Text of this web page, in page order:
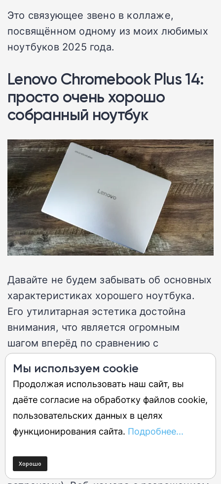
Это связующее звено в коллаже,
посвящённом одному из моих любимых
ноутбуков 2025 года.
Lenovo Chromebook Plus 14:
просто очень хорошо
собранный ноутбук
Давайте не будем забывать об основных
характеристиках хорошего ноутбука.
Его утилитарная эстетика достойна
внимания, что является огромным
шагом вперёд по сравнению с
дешёвыми пластиковыми моделями,
которые можно найти на рынке
Chromebook.
Тонкая и лёгкая алюминиевая
конструкция приятна на вид и прочна,
при этом её достаточно легко положить
в рюкзак между занятиями (или
Мы используем cookie
Продолжая использовать наш сайт, вы
даёте согласие на обработку файлов cookie,
пользовательских данных в целях
функционирования сайта. Подробнее...